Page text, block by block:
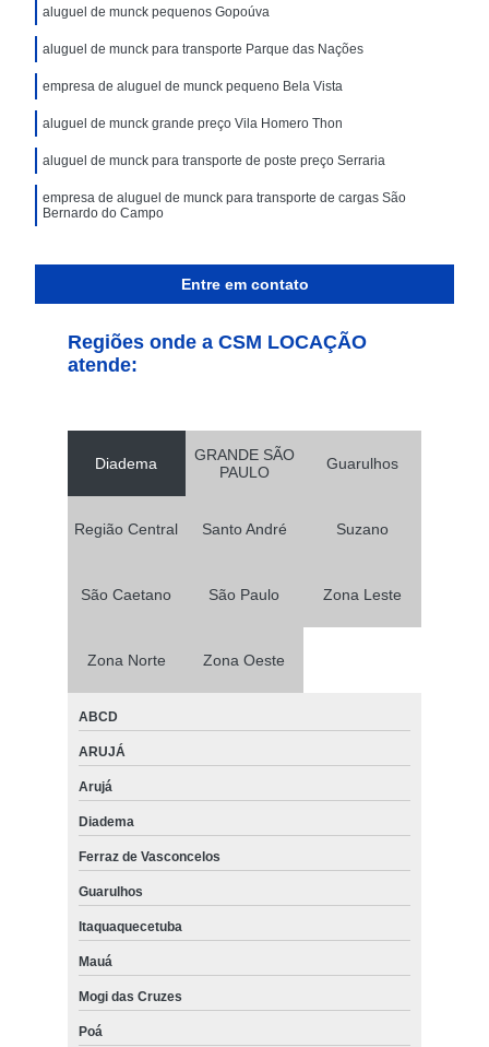
aluguel de munck pequenos Gopoúva
aluguel de munck para transporte Parque das Nações
empresa de aluguel de munck pequeno Bela Vista
aluguel de munck grande preço Vila Homero Thon
aluguel de munck para transporte de poste preço Serraria
empresa de aluguel de munck para transporte de cargas São
Bernardo do Campo
Entre em contato
Regiões onde a CSM LOCAÇÃO
atende:
Diadema
GRANDE SÃO
PAULO
Guarulhos
Região Central Santo André Suzano
São Caetano São Paulo Zona Leste
Zona Norte Zona Oeste
ABCD
ARUJÁ
Arujá
Diadema
Ferraz de Vasconcelos
Guarulhos
Itaquaquecetuba
Mauá
Mogi das Cruzes
Poá